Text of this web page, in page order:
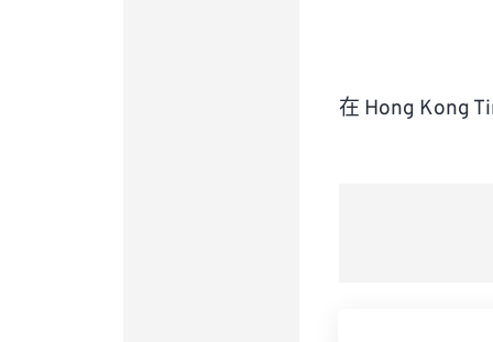
在 Hong Kong